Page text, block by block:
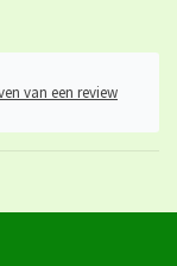
van een review